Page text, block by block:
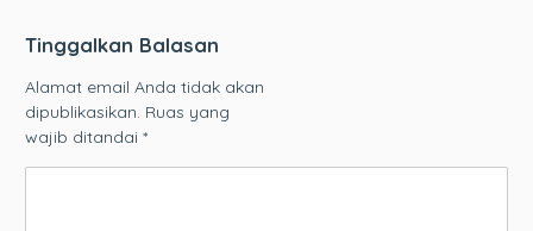
Tinggalkan Balasan
Alamat email Anda tidak akan
dipublikasikan. Ruas yang
wajib ditandai*